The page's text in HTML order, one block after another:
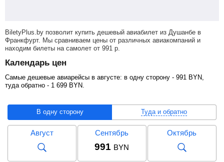
BiletyPlus.by позволит купить дешевый авиабилет из Душанбе в
Франкфурт. Мы сравниваем цены от различных авиакомпаний и
находим билеты на самолет от 991 р
Календарь цен
Самые дешевые авиарейсы в августе: в одну сторону - 991 BYN
туда обратно - 1 699 BYN
В одну сторону Туда и обратно
Август Сентябрь
991 BYN
Октябрь